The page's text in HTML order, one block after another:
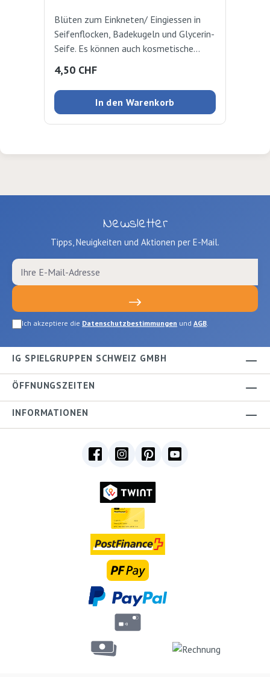
Blüten zum Einkneten/ Eingiessen in
Seifenflocken, Badekugeln und Glycerin-
Seife. Es können auch kosmetische
können auch zur Herstellung von
dekorativen Blütenpotpourris
verwendet werden. 4g
Regulärer Preis:
4,50 CHF
In den Warenkorb
Newsletter
Tipps, Neuigkeiten und Aktionen per E-Mail.
Ich akzeptiere die Datenschutzbestimmungen und AGB.
IG SPIELGRUPPEN SCHWEIZ GMBH
ÖFFNUNGSZEITEN
INFORMATIONEN